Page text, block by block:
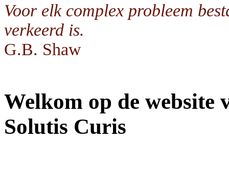
Voor elk complex probleem
verkeerd is.
G.B. Shaw
Welkom op de website
Solutis Curis